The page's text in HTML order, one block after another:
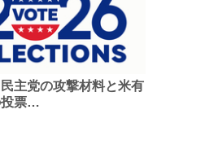
主党の攻撃材料と米有
投票…